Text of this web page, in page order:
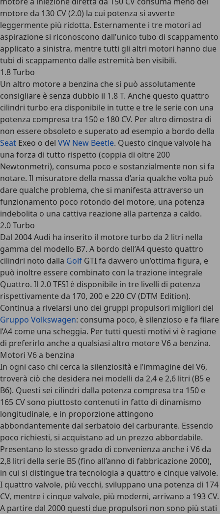
motore da 130 CV (2.0) la cui potenza si avverte
leggermente più ridotta. Esternamente i tre motori ad
aspirazione si riconoscono dall’unico tubo di scappamento
applicato a sinistra, mentre tutti gli altri motori hanno due
tubi di scappamento dalle estremità ben visibili.
1.8 Turbo
Un altro motore a benzina che si può assolutamente
consigliare è senza dubbio il 1.8 T. Anche questo quattro
cilindri turbo era disponibile in tutte e tre le serie con una
potenza compresa tra 150 e 180 CV. Per altro dimostra di
non essere obsoleto e superato ad esempio a bordo della
Seat Exeo o del VW New Beetle. Questo cinque valvole ha
una forza di tutto rispetto (coppia di oltre 200
Newtonmetri), consuma poco e sostanzialmente non si fa
notare. Il misuratore della massa d’aria qualche volta può
dare qualche problema, che si manifesta attraverso un
funzionamento poco rotondo del motore, una potenza
indebolita o una cattiva reazione alla partenza a caldo.
2.0 Turbo
Dal 2004 Audi ha inserito il motore turbo da 2 litri nella
gamma del modello B7. A bordo dell’A4 questo quattro
cilindri noto dalla Golf GTI fa davvero un’ottima figura, e
può inoltre essere combinato con la trazione integrale
Quattro. Il 2.0 TFSI è disponibile in tre livelli di potenza
rispettivamente da 170, 200 e 220 CV (DTM Edition).
Continua a rivelarsi uno dei gruppi propulsori migliori del
Gruppo Volkswagen: consuma poco, è silenzioso e fa filare
l’A4 come una scheggia. Per tutti questi motivi vi è ragione
di preferirlo anche a qualsiasi altro motore V6 a benzina.
Motori V6 a benzina
In ogni caso chi cerca la silenziosità e l’immagine del V6,
troverà ciò che desidera nei modelli da 2,4 e 2,6 litri (B5 e
B6). Questi sei cilindri dalla potenza compresa tra 150 e
165 CV sono piuttosto contenuti in fatto di dinamismo
longitudinale, e in proporzione attingono
abbondantemente dal serbatoio del carburante. Essendo
poco richiesti, si acquistano ad un prezzo abbordabile.
Presentano lo stesso grado di convenienza anche i V6 da
2,8 litri della serie B5 (fino all’anno di fabbricazione 2000),
in cui si distingue tra tecnologia a quattro e cinque valvole.
I quattro valvole, più vecchi, sviluppano una potenza di 174
CV, mentre i cinque valvole, più moderni, arrivano a 193 CV.
A partire dal 2000 questi due propulsori non sono più stati